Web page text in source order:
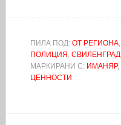
ПИЛА ПОД: ОТ РЕГИОНА,
ПОЛИЦИЯ, СВИЛЕНГРАД
МАРКИРАНИ С: ИМАНЯР,
ЦЕННОСТИ